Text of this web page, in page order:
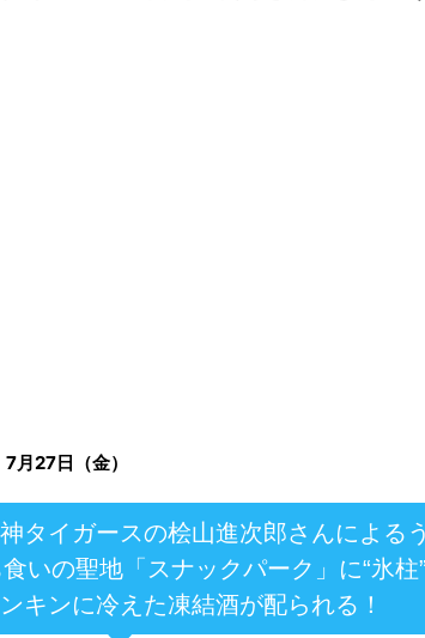
月27日（金）
タイガースの桧山進次郎さんによる
いの聖地「スナックパーク」に“氷柱
キンに冷えた凍結酒が配られる！